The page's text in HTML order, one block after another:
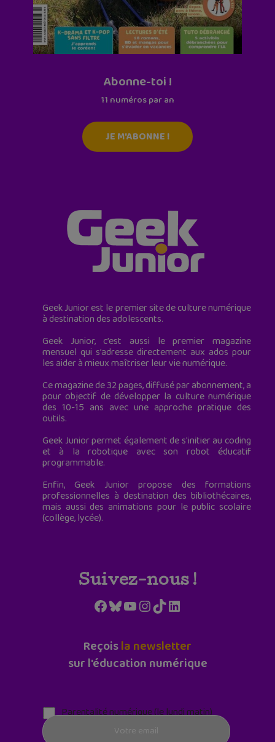
Abonne-toi !
11 numéros par an
JE M'ABONNE !
Geek Junior est le premier site de culture numérique
à destination des adolescents.
Geek Junior, c’est aussi le premier magazine
mensuel qui s’adresse directement aux ados pour
les aider à mieux maîtriser leur vie numérique.
Ce magazine de 32 pages, diffusé par abonnement, a
pour objectif de développer la culture numérique
des 10-15 ans avec une approche pratique des
outils.
Geek Junior permet également de s'initier au coding
et à la robotique avec son robot éducatif
programmable.
Enfin, Geek Junior propose des formations
professionnelles à destination des bibliothécaires,
mais aussi des animations pour le public scolaire
(collège, lycée).
Suivez-nous !
Facebook
Bluesky
YouTube
Instagram
TikTokLinkedIn
Reçoisla newsletter
sur l'éducation numérique
Parentalité numérique (le lundi matin)